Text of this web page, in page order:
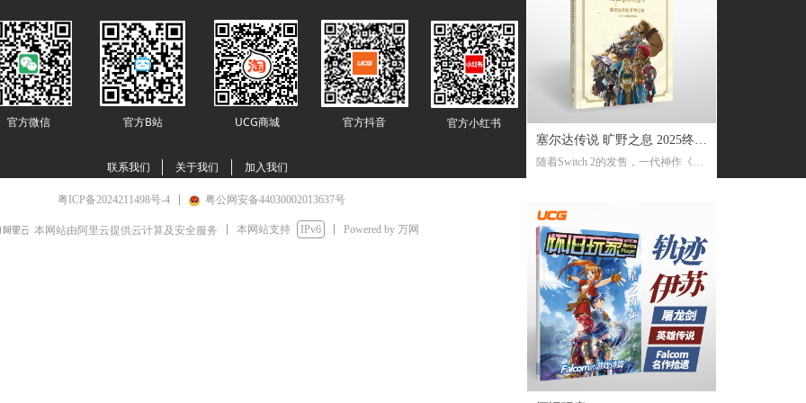
塞尔达传说 旷野之息 2025终极
攻略本
随着Switch 2的发售，一代神作《旷
受好评的完全攻略本基础上，增加
了16页全新内容，总页数达到了316
页。新增内容包括NS2版详解、ZEL
DA NOTES指南，以及新增的125个
塞尔达声之记忆的收集地图及其内
容！
官方B站
官方微信
联系我们 关于我们 加入我们
UCG商城 官方抖音 官方小红书
粤ICP备2024211498号-4 粤公网安备44030002013637号
本网站由阿里云提供云计算及安全服务 本网站支持 IPv6 Powered by 万网